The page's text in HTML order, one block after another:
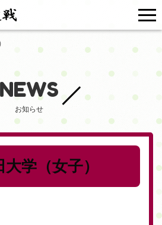
NEWS
お知らせ
学（女子）